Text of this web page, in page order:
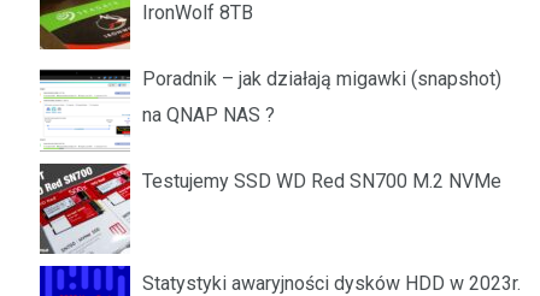
IronWolf 8TB
Poradnik – jak działają migawki (snapshot)
na QNAP NAS ?
Testujemy SSD WD Red SN700 M.2 NVMe
Statystyki awaryjności dysków HDD w 2023r.